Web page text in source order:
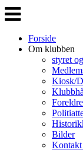
Veksle
navigasjon
Forside
Om klubben
styret
Kiosk/
Bilder
Kontakt